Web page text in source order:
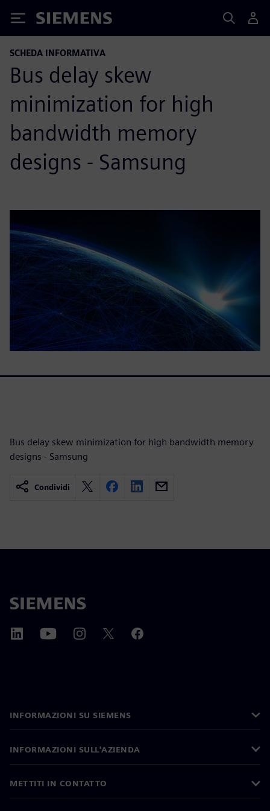
Siemens
SCHEDA INFORMATIVA
Bus delay skew
minimization for high
bandwidth memory
designs - Samsung
Bus delay skew minimization for high bandwidth memory
designs - Samsung
Condividi
INFORMAZIONI SU SIEMENS
INFORMAZIONI SULL'AZIENDA
METTITI IN CONTATTO